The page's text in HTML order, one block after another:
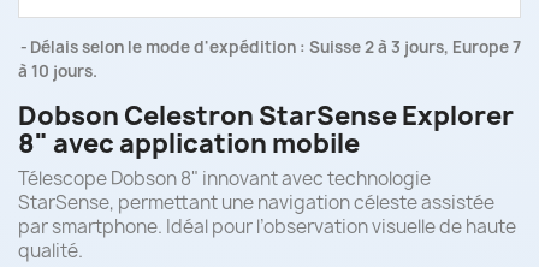
Délais selon le mode d'expédition : Suisse 2 à 3 jours, Europe 7
à 10 jours.
Dobson Celestron StarSense Explorer
8" avec application mobile
Télescope Dobson 8" innovant avec technologie
StarSense, permettant une navigation céleste assistée
par smartphone. Idéal pour l’observation visuelle de haute
qualité.